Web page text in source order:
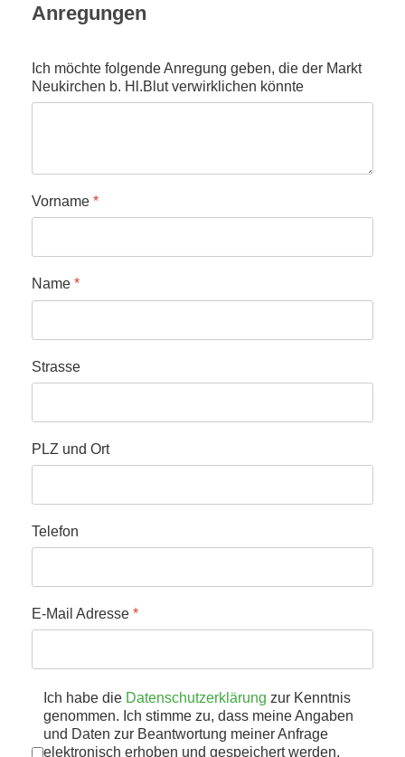
Anregungen
Ich möchte folgende Anregung geben, die der Markt
Neukirchen b. Hl.Blut verwirklichen könnte
Vorname *
Name *
Strasse
PLZ und Ort
Telefon
E-Mail Adresse *
Datenschutz*
Ich habe die Datenschutzerklärung zur Kenntnis
genommen. Ich stimme zu, dass meine Angaben
und Daten zur Beantwortung meiner Anfrage
elektronisch erhoben und gespeichert werden.